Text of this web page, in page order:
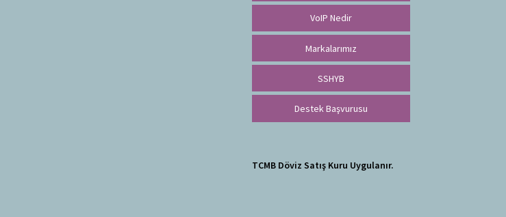
VoIP Nedir
Markalarımız
SSHYB
Destek Başvurusu
TCMB Döviz Satış Kuru Uygulanır.